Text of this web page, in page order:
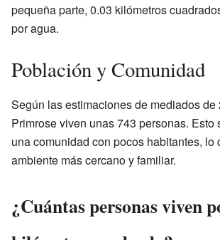
pequeña parte, 0.03 kilómetros
por agua.
Población y Comunidad
Según las estimaciones de mediados de
Primrose viven unas 743 personas. Esto
una comunidad con pocos habitantes, lo
ambiente más cercano y familiar.
¿Cuántas personas viven